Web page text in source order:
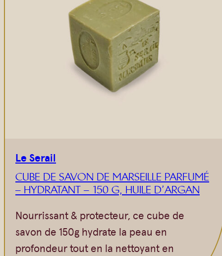
Le Serail
CUBE DE SAVON DE MARSEILLE PARFUMÉ
– HYDRATANT – 150 G, HUILE D’ARGAN
Nourrissant & protecteur, ce cube de
savon de 150g hydrate la peau en
profondeur tout en la nettoyant en